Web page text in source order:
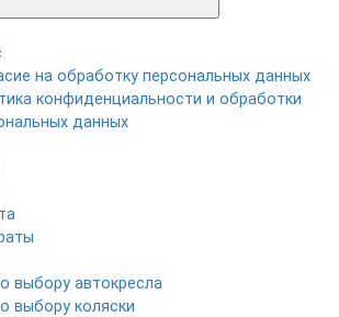
на обработку персональных данных
конфиденциальности и обработки
данных
выбору автокресла
выбору коляски